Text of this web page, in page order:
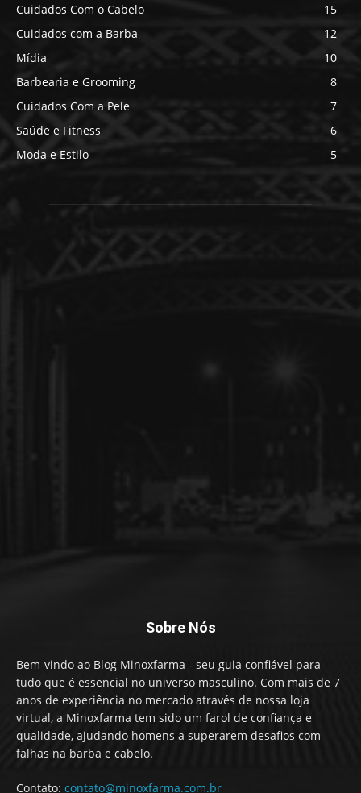
Cuidados Com o Cabelo
15
Cuidados com a Barba
12
Mídia
10
Barbearia e Grooming
8
Cuidados Com a Pele
7
Saúde e Fitness
6
Moda e Estilo
5
Sobre Nós
Bem-vindo ao Blog Minoxfarma - seu guia confiável para
tudo que é essencial no universo masculino. Com mais de 7
anos de experiência no mercado através de nossa loja
virtual, a Minoxfarma tem sido um farol de confiança e
qualidade, ajudando homens a superarem desafios com
falhas na barba e cabelo.
Contato: contato@minoxfarma.com.br